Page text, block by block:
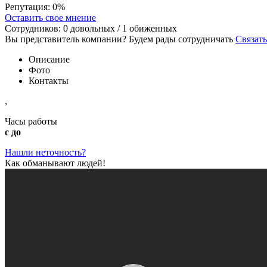
Репутация: 0%
Оставить свое мнение
Сотрудников: 0 довольных / 1 обиженных
Вы представитель компании? Будем рады сотрудничать
Описание
Фото
Контакты
,
Часы работы
с до
Нашли неточность?
Как обманывают людей!